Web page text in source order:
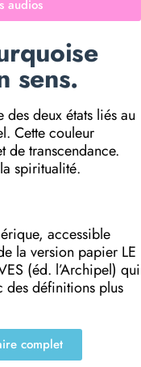
audios
sens.
deux états liés au
Cette couleur
de transcendance.
spiritualité.
accessible
la version papier LE
(éd. l’Archipel) qui
des définitions plus
complet